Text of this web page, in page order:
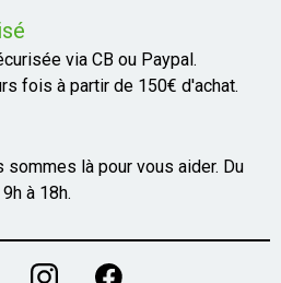
via CB ou Paypal.
fois à partir de 150€ d'achat.
sommes là pour vous aider. Du
à 18h.